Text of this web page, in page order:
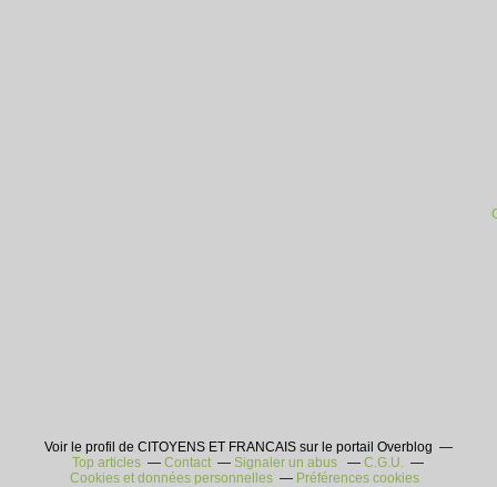
Voir le profil de CITOYENS ET FRANCAIS sur le portail Overblog
Top articles
Contact Signaler un abus
C.G.U.
Cookies et données personnelles
Préférences cookies